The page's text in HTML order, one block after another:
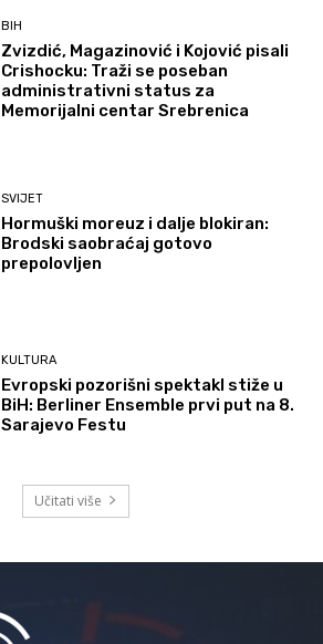
BIH
Zvizdić, Magazinović i Kojović pisali
Crishocku: Traži se poseban
administrativni status za
Memorijalni centar Srebrenica
SVIJET
Hormuški moreuz i dalje blokiran:
Brodski saobraćaj gotovo
prepolovljen
KULTURA
Evropski pozorišni spektakl stiže u
BiH: Berliner Ensemble prvi put na 8.
Sarajevo Festu
Učitati više